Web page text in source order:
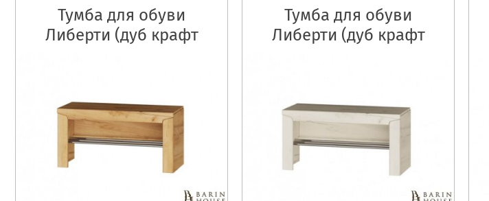
Тумба для обуви
Либерти (дуб крафт
Тумба для обуви
Либерти (дуб крафт